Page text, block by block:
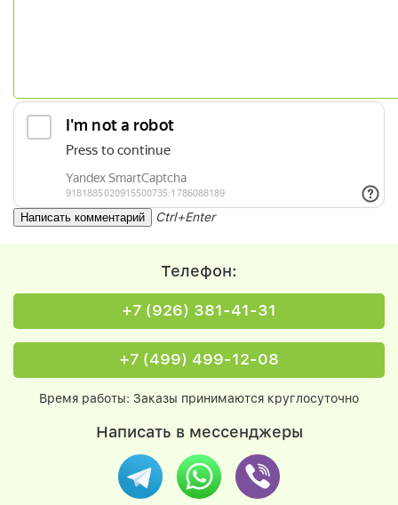
Ctrl+Enter
Телефон:
+7 (926) 381-41-31
+7 (499) 499-12-08
Время работы: Заказы принимаются круглосуточно
Написать в мессенджеры